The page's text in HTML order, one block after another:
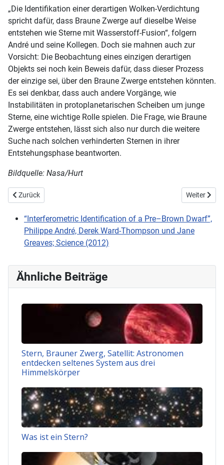
„Die Identifikation einer derartigen Wolken-Verdichtung
spricht dafür, dass Braune Zwerge auf dieselbe Weise
entstehen wie Sterne mit Wasserstoff-Fusion“, folgern
André und seine Kollegen. Doch sie mahnen auch zur
Vorsicht: Die Beobachtung eines einzigen derartigen
Objekts sei noch kein Beweis dafür, dass dieser Prozess
der einzige sei, über den Braune Zwerge entstehen könnten.
Es sei denkbar, dass auch andere Vorgänge, wie
Instabilitäten in protoplanetarischen Scheiben um junge
Sterne, eine wichtige Rolle spielen. Die Frage, wie Braune
Zwerge entstehen, lässt sich also nur durch die weitere
Suche nach solchen verhinderten Sternen in ihrer
Entstehungsphase beantworten.
Bildquelle: Nasa/Hurt
Vorheriger Beitrag: Kosmisches Netz aus Dunkler Materie
Zurück Nächster
Weiter
“Interferometric Identification of a Pre–Brown Dwarf”,
Philippe André, Derek Ward-Thompson und Jane
Greaves; Science (2012)
Ähnliche Beiträge
Stern, Brauner Zwerg, Satellit: Astronomen
entdecken seltenes System aus drei
Himmelskörper
Was ist ein Stern?